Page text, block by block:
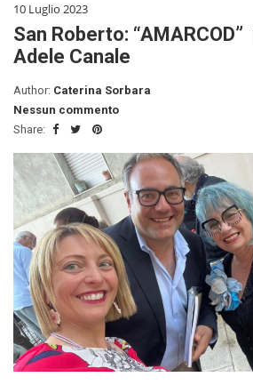
10 Luglio 2023
San Roberto:
Adele Canale
Author: Caterina Sorbara
Nessun commento
Share: